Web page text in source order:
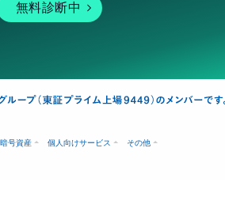
無料診断中
暗号資産 個人向けサービス その他